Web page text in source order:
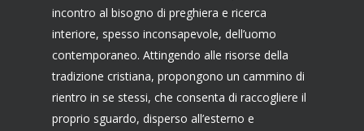
incontro al bisogno di preghiera e ricerca
interiore, spesso inconsapevole, dell’uomo
contemporaneo. Attingendo alle risorse della
tradizione cristiana, propongono un cammino di
rientro in se stessi, che consenta di raccogliere il
proprio sguardo, disperso all’esterno e